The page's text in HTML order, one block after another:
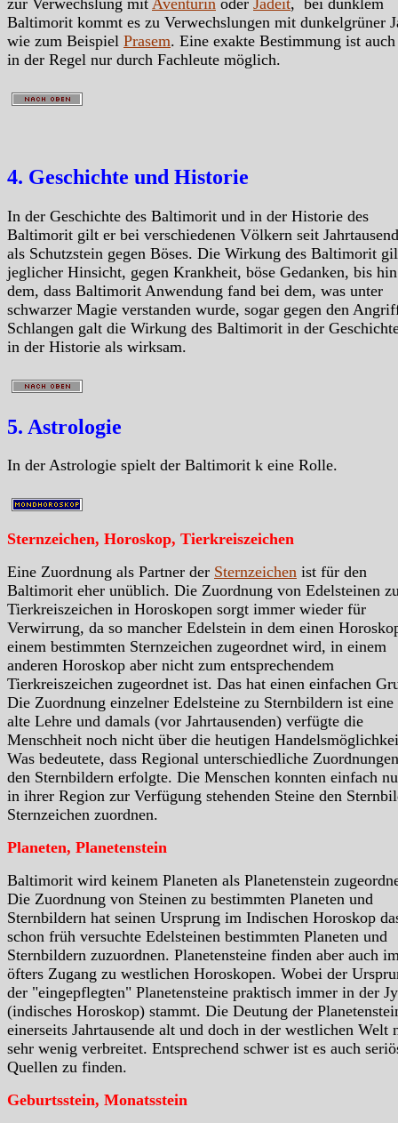
Baltimorit kommt es zu Verwechslungen mit dunkelgrüner
wie zum Beispiel Prasem. Eine exakte Bestimmung ist
in der Regel nur durch Fachleute möglich.
4. Geschichte und Historie
In der Geschichte des Baltimorit und in der Historie des
Baltimorit gilt er bei verschiedenen Völkern seit
als Schutzstein gegen Böses. Die Wirkung des Baltimorit
jeglicher Hinsicht, gegen Krankheit, böse Gedanken, bis
dem, dass Baltimorit Anwendung fand bei dem, was unter
schwarzer Magie verstanden wurde, sogar gegen den
Schlangen galt die Wirkung des Baltimorit in der
in der Historie als wirksam.
5. Astrologie
In der Astrologie spielt der Baltimorit k eine Rolle.
Sternzeichen, Horoskop, Tierkreiszeichen
Eine Zuordnung als Partner der Sternzeichen ist für den
Baltimorit eher unüblich. Die Zuordnung von Edelsteinen
Tierkreiszeichen in Horoskopen sorgt immer wieder für
Verwirrung, da so mancher Edelstein in dem einen
einem bestimmten Sternzeichen zugeordnet wird, in einem
anderen Horoskop aber nicht zum entsprechendem
Tierkreiszeichen zugeordnet ist. Das hat einen einfachen
Die Zuordnung einzelner Edelsteine zu Sternbildern ist eine
alte Lehre und damals (vor Jahrtausenden) verfügte die
Menschheit noch nicht über die heutigen
Was bedeutete, dass Regional unterschiedliche
den Sternbildern erfolgte. Die Menschen konnten einfach
in ihrer Region zur Verfügung stehenden Steine den
Sternzeichen zuordnen.
Planeten, Planetenstein
Baltimorit wird keinem Planeten als Planetenstein
Die Zuordnung von Steinen zu bestimmten Planeten und
Sternbildern hat seinen Ursprung im Indischen Horoskop
schon früh versuchte Edelsteinen bestimmten Planeten und
Sternbildern zuzuordnen. Planetensteine finden aber auch
öfters Zugang zu westlichen Horoskopen. Wobei der
der "eingepflegten" Planetensteine praktisch immer in der
(indisches Horoskop) stammt. Die Deutung der
einerseits Jahrtausende alt und doch in der westlichen Welt
sehr wenig verbreitet. Entsprechend schwer ist es auch
Quellen zu finden.
Geburtsstein, Monatsstein